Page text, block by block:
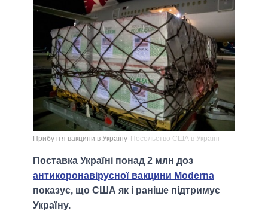
Прибуття вакцини в Україну Посольство США в Україні
Поставка Україні понад 2 млн доз
антикоронавірусної вакцини Moderna
показує, що США як і раніше підтримує
Україну.